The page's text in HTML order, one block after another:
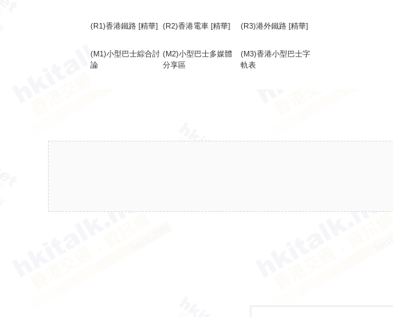
(R1)香港鐵路 [精華] (R2)香港電車 [精華] (R3)港外鐵路 [精華]
(M1)小型巴士綜合討
論
(M2)小型巴士多媒體
分享區
(M3)香港小型巴士字
軌表